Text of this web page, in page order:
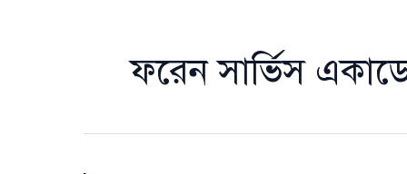
ফরেন সার্ভিস